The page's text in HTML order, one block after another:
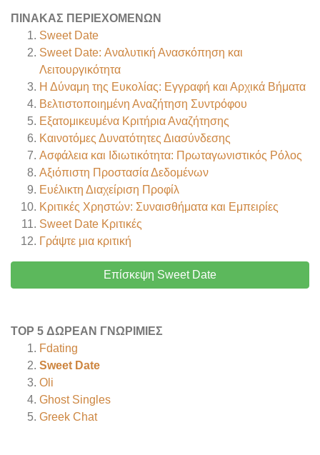
ΠΊΝΑΚΑΣ ΠΕΡΙΕΧΟΜΈΝΩΝ
Sweet Date
Sweet Date: Αναλυτική Ανασκόπηση και
Λειτουργικότητα
Η Δύναμη της Ευκολίας: Εγγραφή και Αρχικά Βήματα
Βελτιστοποιημένη Αναζήτηση Συντρόφου
Εξατομικευμένα Κριτήρια Αναζήτησης
Καινοτόμες Δυνατότητες Διασύνδεσης
Ασφάλεια και Ιδιωτικότητα: Πρωταγωνιστικός Ρόλος
Αξιόπιστη Προστασία Δεδομένων
Ευέλικτη Διαχείριση Προφίλ
Κριτικές Χρηστών: Συναισθήματα και Εμπειρίες
Sweet Date Κριτικές
Γράψτε μια κριτική
Επίσκεψη Sweet Date
TOP 5 ΔΩΡΕΆΝ ΓΝΩΡΙΜΊΕΣ
Fdating
Sweet Date
Oli
Ghost Singles
Greek Chat